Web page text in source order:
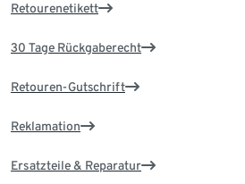
Retourenetikett
30 Tage Rückgaberecht
Retouren-Gutschrift
Reklamation
Ersatzteile & Reparatur